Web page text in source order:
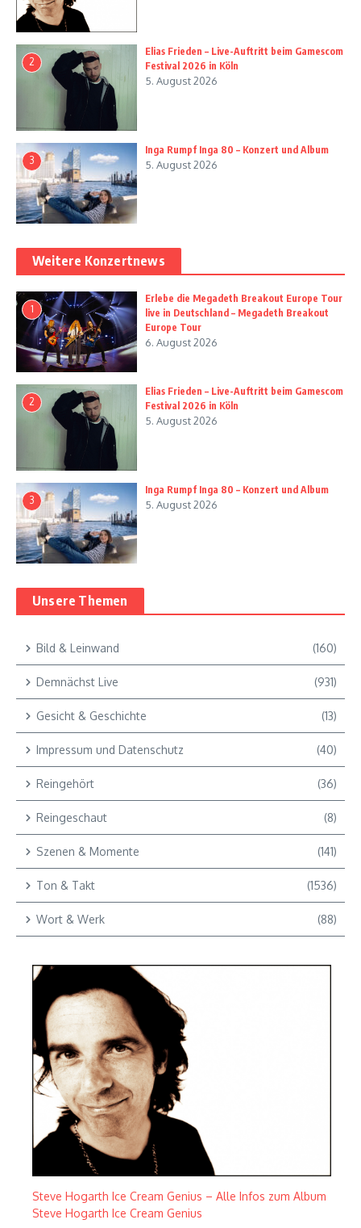
2
Elias Frieden – Live-Auftritt beim Gamescom
Festival 2026 in Köln
5. August 2026
3
Inga Rumpf Inga 80 – Konzert und Album
5. August 2026
Weitere Konzertnews
1
Erlebe die Megadeth Breakout Europe Tour
live in Deutschland – Megadeth Breakout
Europe Tour
6. August 2026
2
Elias Frieden – Live-Auftritt beim Gamescom
Festival 2026 in Köln
5. August 2026
3
Inga Rumpf Inga 80 – Konzert und Album
5. August 2026
Unsere Themen
Bild & Leinwand (160)
Demnächst Live (931)
Gesicht & Geschichte (13)
Impressum und Datenschutz (40)
Reingehört (36)
Reingeschaut (8)
Szenen & Momente (141)
Ton & Takt (1536)
Wort & Werk (88)
Steve Hogarth Ice Cream Genius – Alle Infos zum Album
Steve Hogarth Ice Cream Genius